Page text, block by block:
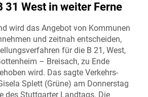
31 West in weiter Ferne
wird das Angebot von Kommunen
und zeitnah entscheiden,
für die B 21, West,
– Breisach, zu Ende
wird. Das sagte Verkehrs-
Splett (Grüne) am Donnerstag
des Stuttgarter Landtags. Die